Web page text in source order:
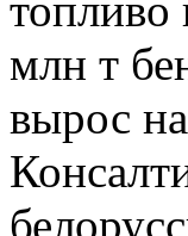
млн т
вырос